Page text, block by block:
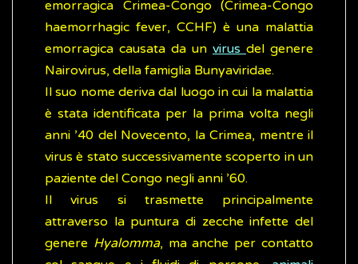
emorragica Crimea-Congo (Crimea-Congo
haemorrhagic fever, CCHF) è una malattia
emorragica causata da un virus del genere
Nairovirus, della famiglia Bunyaviridae.
Il suo nome deriva dal luogo in cui la malattia
è stata identificata per la prima volta negli
anni ’40 del Novecento, la Crimea, mentre il
virus è stato successivamente scoperto in un
paziente del Congo negli anni ’60.
Il virus si trasmette principalmente
attraverso la puntura di zecche infette del
genere Hyalomma, ma anche per contatto